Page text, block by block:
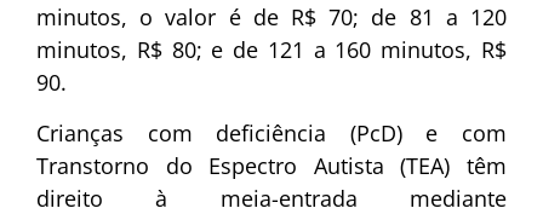
minutos, o valor é de R$ 70; de 81 a 120
minutos, R$ 80; e de 121 a 160 minutos, R$
90.
Crianças com deficiência (PcD) e com
Transtorno do Espectro Autista (TEA) têm
direito à meia-entrada mediante